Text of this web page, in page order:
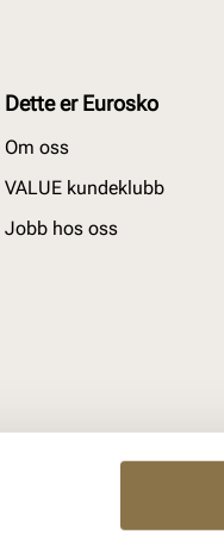
Dette er Eurosko
Om oss
VALUE kundeklubb
Jobb hos oss